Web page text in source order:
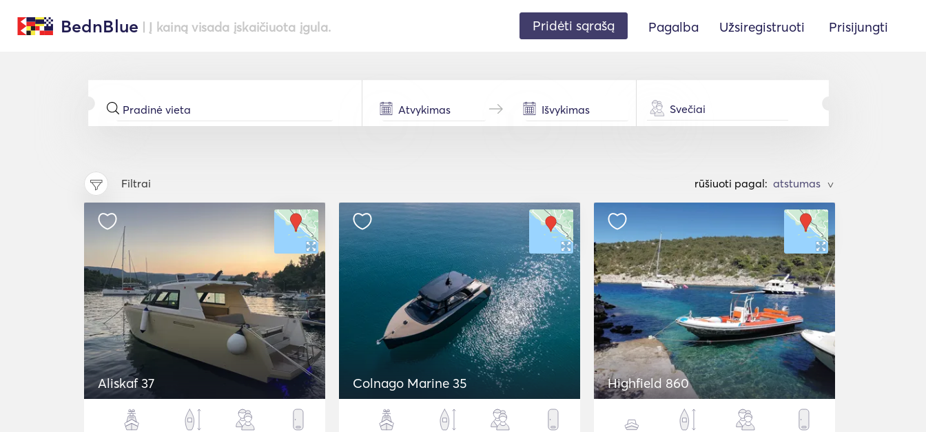
BednBlue | Į kainą visada įskaičiuota įgula. Pridėti sąrašą Pagalba Užsiregistruoti Prisijungti
Svečiai
Filtrai rūšiuoti pagal: >
Aliskaf 37 Colnago Marine 35 Highfield 860